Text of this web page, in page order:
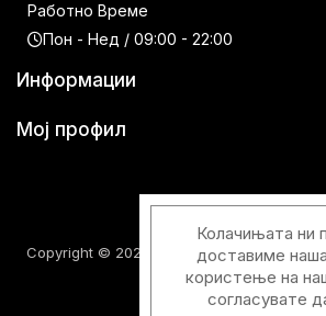
Работно Време
Пон - Нед / 09:00 - 22:00
Информации
Мој профил
Copyright © 2026 Шатци Парфимерии.
Колачињата ни
доставиме
користење на
согласувате